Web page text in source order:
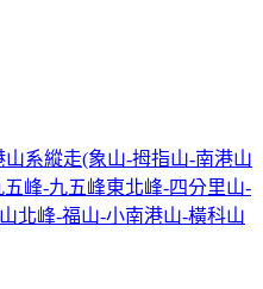
系縱走(象山-拇指山-南港山
峰-九五峰東北峰-四分里山-
北峰-福山-小南港山-橫科山